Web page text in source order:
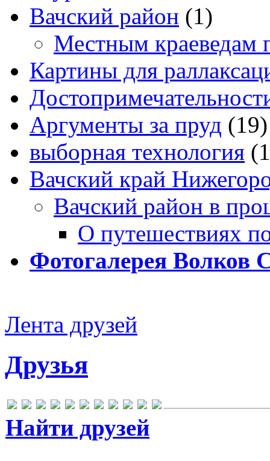
Вачский район (1)
Местным краеведам
Картины для
Аргументы за пруд (19)
выборная технология
Вачский край
Вачский район в
О путешествиях
Фотогалерея Волков
Лента друзей
Друзья
Найти друзей